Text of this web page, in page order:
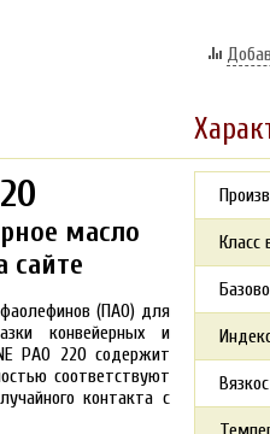
масло
сайте
(ПАО) для
конвейерных и
PAO 220 содержит
соответствуют
контакта с
Класс